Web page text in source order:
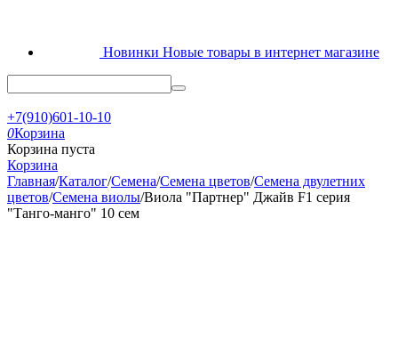
Новинки Новые товары в интернет магазине
+7(910)601-10-10
0Корзина
Корзина пуста
Корзина
Главная/Каталог/Семена/Семена цветов/Семена двулетних
цветов/Семена виолы/Виола "Партнер" Джайв F1 серия
"Танго-манго" 10 сем